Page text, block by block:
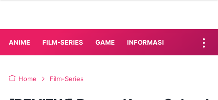
ANIME FILM-SERIES GAME INFORMASI
Home Film-Series